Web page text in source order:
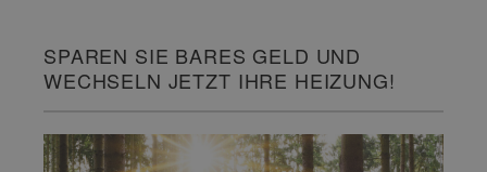
SPAREN SIE BARES GELD UND
WECHSELN JETZT IHRE HEIZUNG!